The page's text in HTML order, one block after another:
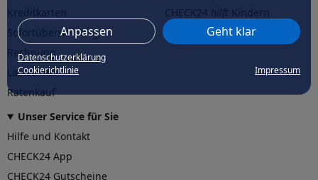
Anpassen Geht klar
Datenschutzerklärung
Cookierichtlinie
Impressum
Sofortüberweisung
Rechnung
Lastschrift
Ratenkauf
CHECK24hilftder Natur
Unser Service für Sie
Hilfe und Kontakt
CHECK24 App
CHECK24 Gutscheine